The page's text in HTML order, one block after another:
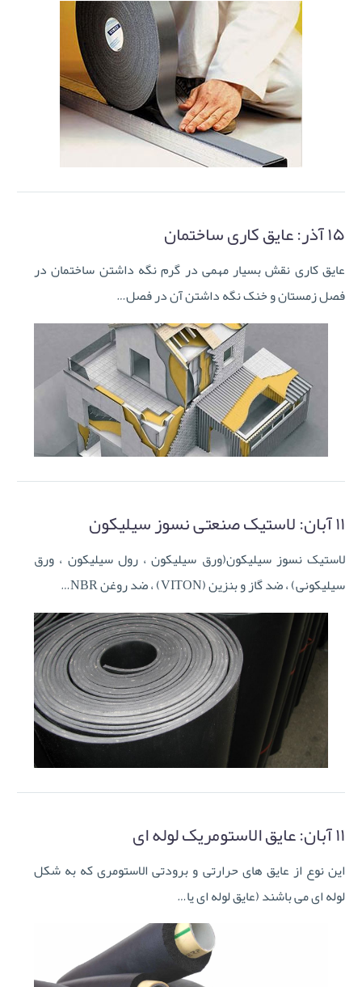
۱۵ آذر: عایق کاری ساختمان
عایق کاری نقش بسیار مهمی در گرم نگه داشتن ساختمان در
فصل زمستان و خنک نگه داشتن آن در فصل…
۱۱ آبان: لاستیک صنعتی نسوز سیلیکون
لاستیک نسوز سیلیکون(ورق سیلیکون ، رول سیلیکون ، ورق
سیلیکونی) ، ضد گاز و بنزین (VITON) ، ضد روغن NBR…
۱۱ آبان: عایق الاستومریک لوله ای
این نوع از عایق های حرارتی و برودتی الاستومری که به شکل
لوله ای می باشند (عایق لوله ای یا…